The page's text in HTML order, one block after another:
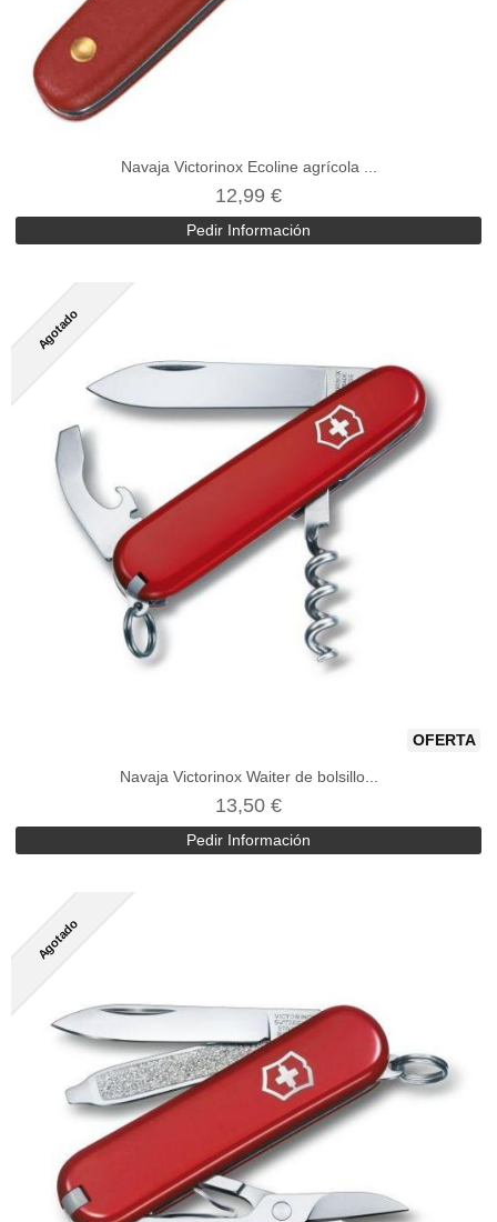
Navaja Victorinox Ecoline agrícola ...
12,99 €
Pedir Información
Agotado
OFERTA
Navaja Victorinox Waiter de bolsillo...
13,50 €
Pedir Información
Agotado